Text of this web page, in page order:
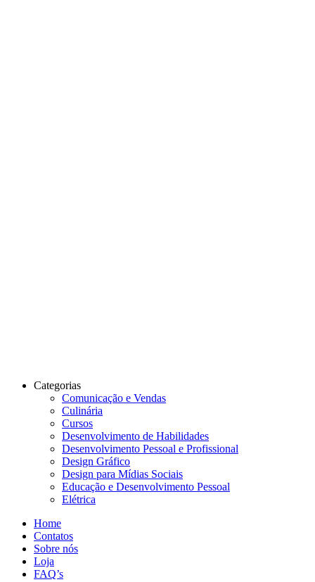
Categorias
Comunicação e Vendas
Culinária
Cursos
Desenvolvimento de Habilidades
Desenvolvimento Pessoal e Profissional
Design Gráfico
Design para Mídias Sociais
Educação e Desenvolvimento Pessoal
Elétrica
Home
Contatos
Sobre nós
Loja
FAQ’s